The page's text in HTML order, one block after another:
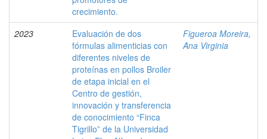
crecimiento.
2023
Evaluación de dos
fórmulas alimenticias con
diferentes niveles de
proteínas en pollos Broiler
de etapa inicial en el
Centro de gestión,
innovación y transferencia
de conocimiento “Finca
Tigrillo” de la Universidad
Figueroa Moreira,
Ana Virginia